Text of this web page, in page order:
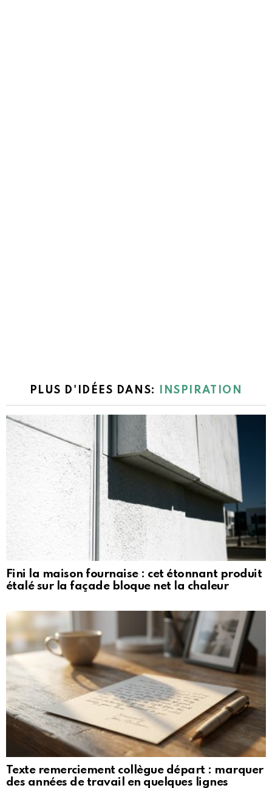
PLUS D'IDÉES DANS: INSPIRATION
Fini la maison fournaise : cet étonnant produit
étalé sur la façade bloque net la chaleur
Texte remerciement collègue départ : marquer
des années de travail en quelques lignes